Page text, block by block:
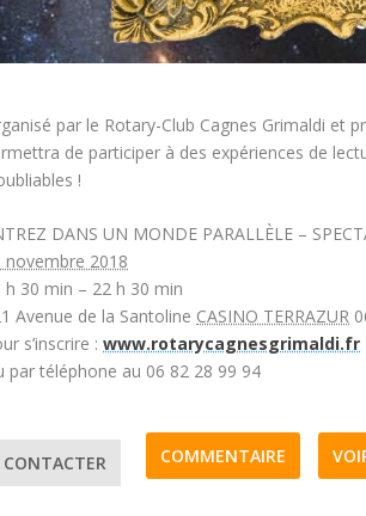
par le Rotary-Club Cagnes Grimaldi et
de participer à des expériences de
!
DANS UN MONDE PARALLÈLE –
novembre 2018
h 30 min – 22 h 30 min
Avenue de la Santoline CASINO TERRAZUR
s’inscrire :www.rotarycagnesgrimaldi.fr
par téléphone au 06 82 28 99 94
CONTACTER COMMENTAIRE